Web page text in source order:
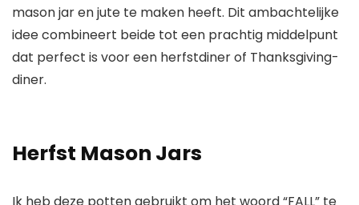
mason jar en jute te maken heeft. Dit ambachtelijke
idee combineert beide tot een prachtig middelpunt
dat perfect is voor een herfstdiner of Thanksgiving-
diner.
Herfst Mason Jars
Ik heb deze potten gebruikt om het woord “FALL” te